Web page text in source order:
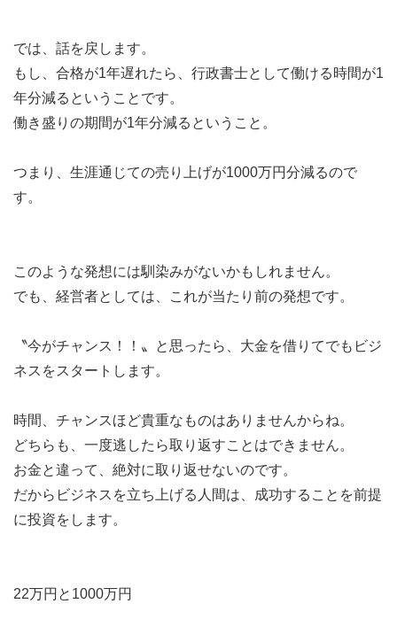
では、話を戻します。
もし、合格が1年遅れたら、行政書士として働ける時間が1
年分減るということです。
働き盛りの期間が1年分減るということ。
つまり、生涯通じての売り上げが1000万円分減るので
す。
このような発想には馴染みがないかもしれません。
でも、経営者としては、これが当たり前の発想です。
〝今がチャンス！！〟と思ったら、大金を借りてでもビジ
ネスをスタートします。
時間、チャンスほど貴重なものはありませんからね。
どちらも、一度逃したら取り返すことはできません。
お金と違って、絶対に取り返せないのです。
だからビジネスを立ち上げる人間は、成功することを前提
に投資をします。
22万円と1000万円